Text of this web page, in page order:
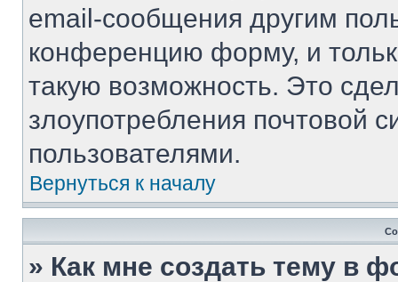
email-сообщения другим
конференцию форму, и
такую возможность. Это
злоупотребления почтовой
пользователями.
Вернуться к началу
» Как мне создать тему в